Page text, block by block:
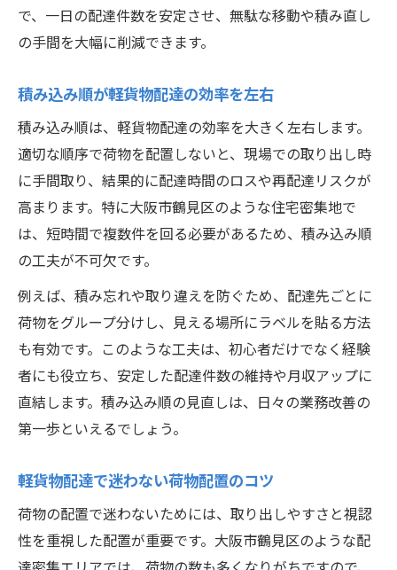
で、一日の配達件数を安定させ、無駄な移動や積み直し
の手間を大幅に削減できます。
積み込み順が軽貨物配達の効率を左右
積み込み順は、軽貨物配達の効率を大きく左右します。
適切な順序で荷物を配置しないと、現場での取り出し時
に手間取り、結果的に配達時間のロスや再配達リスクが
高まります。特に大阪市鶴見区のような住宅密集地で
は、短時間で複数件を回る必要があるため、積み込み順
の工夫が不可欠です。
例えば、積み忘れや取り違えを防ぐため、配達先ごとに
荷物をグループ分けし、見える場所にラベルを貼る方法
も有効です。このような工夫は、初心者だけでなく経験
者にも役立ち、安定した配達件数の維持や月収アップに
直結します。積み込み順の見直しは、日々の業務改善の
第一歩といえるでしょう。
軽貨物配達で迷わない荷物配置のコツ
荷物の配置で迷わないためには、取り出しやすさと視認
性を重視した配置が重要です。大阪市鶴見区のような配